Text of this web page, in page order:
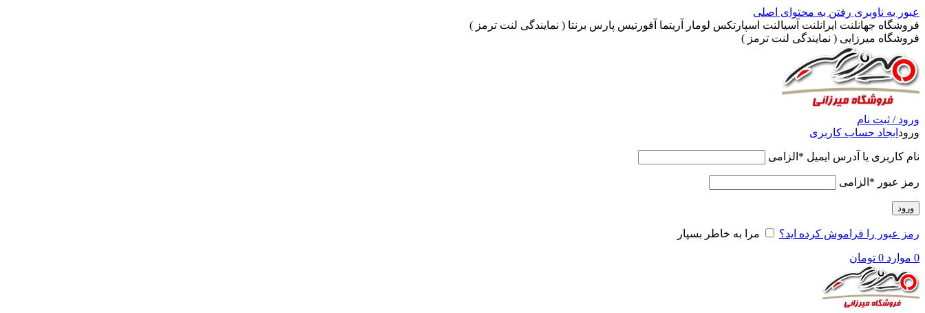
عبور به ناوبری رفتن به محتوای اصلی
فروشگاه جهانلنت ایرانلنت آسیالنت اسپارتکس لومار آریتما آفورتیس پارس برنتا ( نمایندگی لنت ترمز )
فروشگاه میرزایی ( نمایندگی لنت ترمز )
ورود / ثبت نام
ورود ایجاد حساب کاربری
نام کاربری یا آدرس ایمیل * الزامی
رمز عبور * الزامی
ورود
رمز عبور را فراموش کرده اید؟ مرا به خاطر بسپار
0 موارد 0 تومان